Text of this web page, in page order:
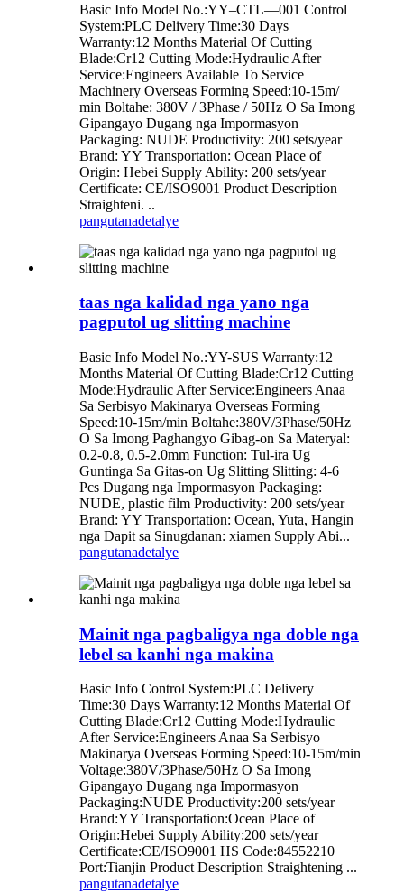
Basic Info Model No.:YY–CTL—001 Control
System:PLC Delivery Time:30 Days
Warranty:12 Months Material Of Cutting
Blade:Cr12 Cutting Mode:Hydraulic After
Service:Engineers Available To Service
Machinery Overseas Forming Speed:10-15m/
min Boltahe: 380V / 3Phase / 50Hz O Sa Imong
Gipangayo Dugang nga Impormasyon
Packaging: NUDE Productivity: 200 sets/year
Brand: YY Transportation: Ocean Place of
Origin: Hebei Supply Ability: 200 sets/year
Certificate: CE/ISO9001 Product Description
Straighteni. ..
pangutanadetalye
taas nga kalidad nga yano nga
pagputol ug slitting machine
Basic Info Model No.:YY-SUS Warranty:12
Months Material Of Cutting Blade:Cr12 Cutting
Mode:Hydraulic After Service:Engineers Anaa
Sa Serbisyo Makinarya Overseas Forming
Speed:10-15m/min Boltahe:380V/3Phase/50Hz
O Sa Imong Paghangyo Gibag-on Sa Materyal:
0.2-0.8, 0.5-2.0mm Function: Tul-ira Ug
Guntinga Sa Gitas-on Ug Slitting Slitting: 4-6
Pcs Dugang nga Impormasyon Packaging:
NUDE, plastic film Productivity: 200 sets/year
Brand: YY Transportation: Ocean, Yuta, Hangin
nga Dapit sa Sinugdanan: xiamen Supply Abi...
pangutanadetalye
Mainit nga pagbaligya nga doble nga
lebel sa kanhi nga makina
Basic Info Control System:PLC Delivery
Time:30 Days Warranty:12 Months Material Of
Cutting Blade:Cr12 Cutting Mode:Hydraulic
After Service:Engineers Anaa Sa Serbisyo
Makinarya Overseas Forming Speed:10-15m/min
Voltage:380V/3Phase/50Hz O Sa Imong
Gipangayo Dugang nga Impormasyon
Packaging:NUDE Productivity:200 sets/year
Brand:YY Transportation:Ocean Place of
Origin:Hebei Supply Ability:200 sets/year
Certificate:CE/ISO9001 HS Code:84552210
Port:Tianjin Product Description Straightening ...
pangutanadetalye